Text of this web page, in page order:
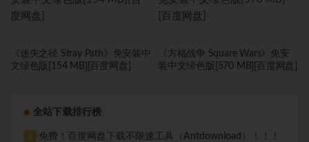
《迷失之径 Stray Path》免安装中
文绿色版[154 MB][百度网盘]
《方格战争 ⁤Square Wars》免安
装中文绿色版[570 MB][百度网盘]
全站下载排行榜
1 免费！百度网盘下载不限速工具（Antdownload）！！！